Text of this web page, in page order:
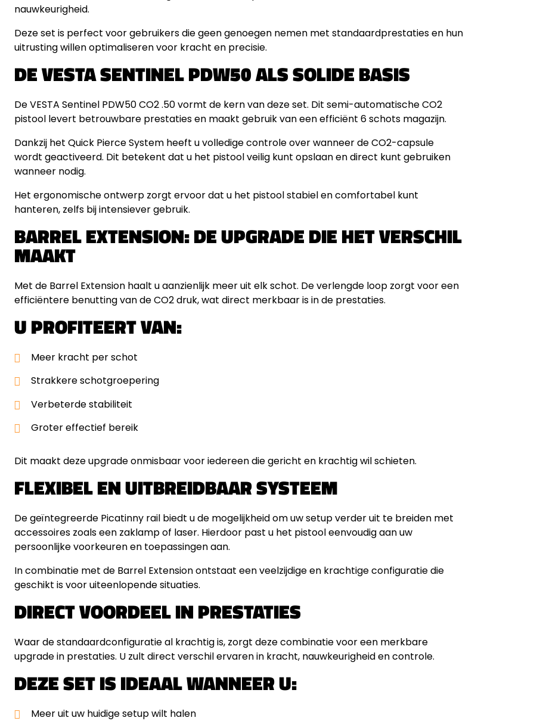
nauwkeurigheid.
Deze set is perfect voor gebruikers die geen genoegen nemen met standaardprestaties en hun
uitrusting willen optimaliseren voor kracht en precisie.
DE VESTA SENTINEL PDW50 ALS SOLIDE BASIS
De VESTA Sentinel PDW50 CO2 .50 vormt de kern van deze set. Dit semi-automatische CO2
pistool levert betrouwbare prestaties en maakt gebruik van een efficiënt 6 schots magazijn.
Dankzij het Quick Pierce System heeft u volledige controle over wanneer de CO2-capsule
wordt geactiveerd. Dit betekent dat u het pistool veilig kunt opslaan en direct kunt gebruiken
wanneer nodig.
Het ergonomische ontwerp zorgt ervoor dat u het pistool stabiel en comfortabel kunt
hanteren, zelfs bij intensiever gebruik.
BARREL EXTENSION: DE UPGRADE DIE HET VERSCHIL
MAAKT
Met de Barrel Extension haalt u aanzienlijk meer uit elk schot. De verlengde loop zorgt voor een
efficiëntere benutting van de CO2 druk, wat direct merkbaar is in de prestaties.
U PROFITEERT VAN:
Meer kracht per schot
Strakkere schotgroepering
Verbeterde stabiliteit
Groter effectief bereik
Dit maakt deze upgrade onmisbaar voor iedereen die gericht en krachtig wil schieten.
FLEXIBEL EN UITBREIDBAAR SYSTEEM
De geïntegreerde Picatinny rail biedt u de mogelijkheid om uw setup verder uit te breiden met
accessoires zoals een zaklamp of laser. Hierdoor past u het pistool eenvoudig aan uw
persoonlijke voorkeuren en toepassingen aan.
In combinatie met de Barrel Extension ontstaat een veelzijdige en krachtige configuratie die
geschikt is voor uiteenlopende situaties.
DIRECT VOORDEEL IN PRESTATIES
Waar de standaardconfiguratie al krachtig is, zorgt deze combinatie voor een merkbare
upgrade in prestaties. U zult direct verschil ervaren in kracht, nauwkeurigheid en controle.
DEZE SET IS IDEAAL WANNEER U:
Meer uit uw huidige setup wilt halen